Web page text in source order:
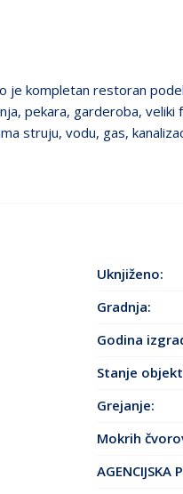
je kompletan restoran
pekara, garderoba,
struju, vodu, gas,
Uknjiženo:
Gradnja:
Godina
Stanje
Grejanje:
Mokrih
AGENCIJSKA